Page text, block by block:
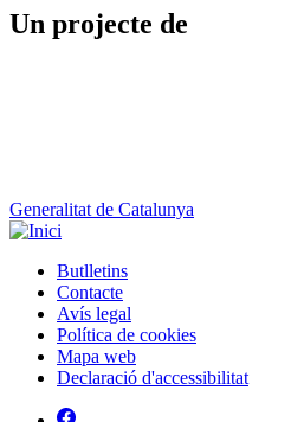
Un projecte de
Generalitat de Catalunya
Peu
Butlletins
Contacte
Avís legal
Política de cookies
Mapa web
Declaració d'accessibilitat